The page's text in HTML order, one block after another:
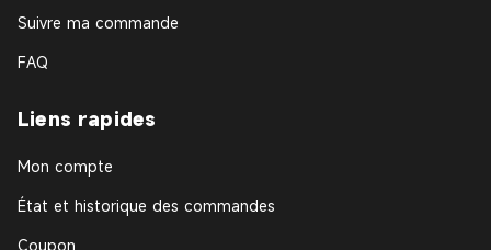
Suivre ma commande
FAQ
Liens rapides
Mon compte
État et historique des commandes
Coupon